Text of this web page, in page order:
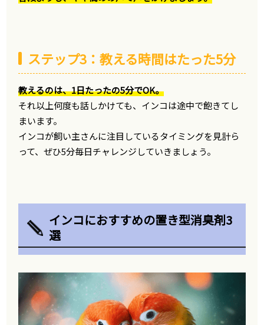
ステップ3：教える時間はたった5分
教えるのは、1日たったの5分でOK。
それ以上何度も話しかけても、インコは途中で飽きてし
まいます。
インコが飼い主さんに注目しているタイミングを見計ら
って、ぜひ5分毎日チャレンジしていきましょう。
インコにおすすめの置き型消臭剤3
選